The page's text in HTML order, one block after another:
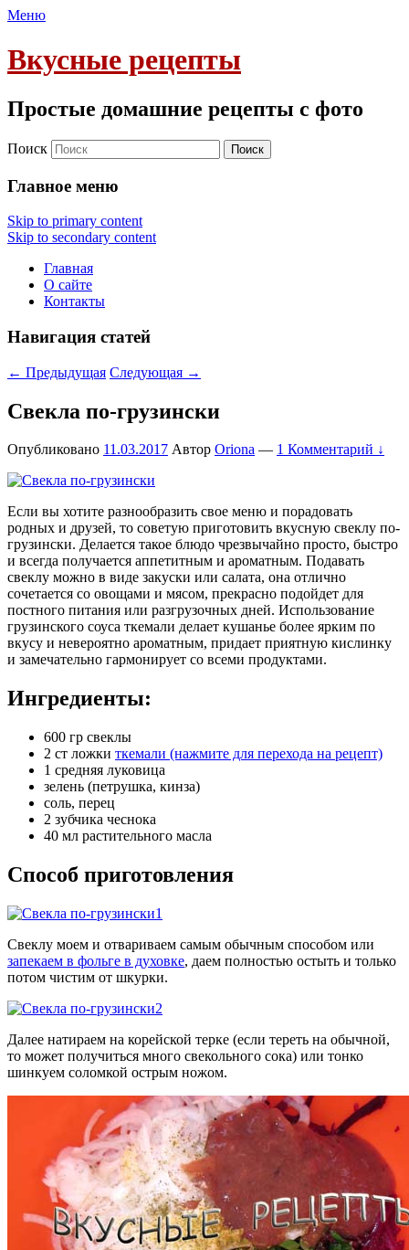
Меню
Вкусные рецепты
Простые домашние рецепты с фото
Поиск
Главное меню
Skip to primary content
Skip to secondary content
Главная
О сайте
Контакты
Навигация статей
← Предыдущая Следующая →
Свекла по-грузински
Опубликовано 11.03.2017 Автор Oriona — 1 Комментарий ↓
Если вы хотите разнообразить свое меню и порадовать
родных и друзей, то советую приготовить вкусную свеклу по-
грузински. Делается такое блюдо чрезвычайно просто, быстро
и всегда получается аппетитным и ароматным. Подавать
свеклу можно в виде закуски или салата, она отлично
сочетается со овощами и мясом, прекрасно подойдет для
постного питания или разгрузочных дней. Использование
грузинского соуса ткемали делает кушанье более ярким по
вкусу и невероятно ароматным, придает приятную кислинку
и замечательно гармонирует со всеми продуктами.
Ингредиенты:
600 гр свеклы
2 ст ложки ткемали (нажмите для перехода на рецепт)
1 средняя луковица
зелень (петрушка, кинза)
соль, перец
2 зубчика чеснока
40 мл растительного масла
Способ приготовления
Свеклу моем и отвариваем самым обычным способом или
запекаем в фольге в духовке, даем полностью остыть и только
потом чистим от шкурки.
Далее натираем на корейской терке (если тереть на обычной,
то может получиться много свекольного сока) или тонко
шинкуем соломкой острым ножом.